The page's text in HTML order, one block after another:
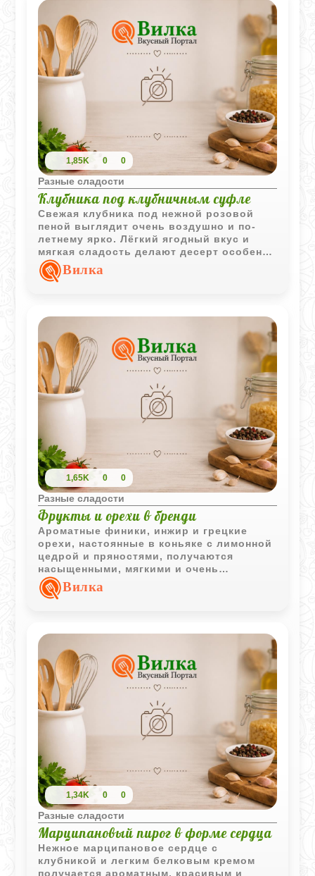
быстрого десерта к чаю: его можно
просто ломать руками и наслаждаться.
Печенье мамы Эти - в память о Йоси
Кирме (светлая память). Приготовлено ко
Дню памяти.
1,85K 0 0
Разные сладости
Клубника под клубничным суфле
Свежая клубника под нежной розовой
пеной выглядит очень воздушно и по-
летнему ярко. Лёгкий ягодный вкус и
мягкая сладость делают десерт особенно
нежным и освежающим.
Вилка
1,65K 0 0
Разные сладости
Фрукты и орехи в бренди
Ароматные финики, инжир и грецкие
орехи, настоянные в коньяке с лимонной
цедрой и пряностями, получаются
насыщенными, мягкими и очень
выразительными по вкусу. Такой десерт
отлично подходит для праздничной
Вилка
1,34K 0 0
Разные сладости
Марципановый пирог в форме сердца
Нежное марципановое сердце с
клубникой и легким белковым кремом
получается ароматным, красивым и